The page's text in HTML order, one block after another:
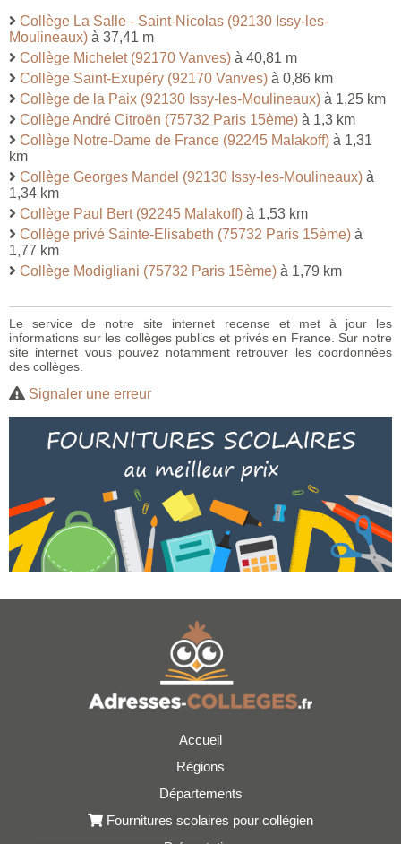
Collège La Salle - Saint-Nicolas (92130 Issy-les-
Moulineaux) à 37,41 m
Collège Michelet (92170 Vanves) à 40,81 m
Collège Saint-Exupéry (92170 Vanves) à 0,86 km
Collège de la Paix (92130 Issy-les-Moulineaux) à 1,25 km
Collège André Citroën (75732 Paris 15ème) à 1,3 km
Collège Notre-Dame de France (92245 Malakoff) à 1,31
km
Collège Georges Mandel (92130 Issy-les-Moulineaux) à
1,34 km
Collège Paul Bert (92245 Malakoff) à 1,53 km
Collège privé Sainte-Elisabeth (75732 Paris 15ème) à
1,77 km
Collège Modigliani (75732 Paris 15ème) à 1,79 km
Le service de notre site internet recense et met à jour les
informations sur les collèges publics et privés en France. Sur notre
site internet vous pouvez notamment retrouver les coordonnées
des collèges.
Signaler une erreur
Accueil
Régions
Départements
Fournitures scolaires pour collégien